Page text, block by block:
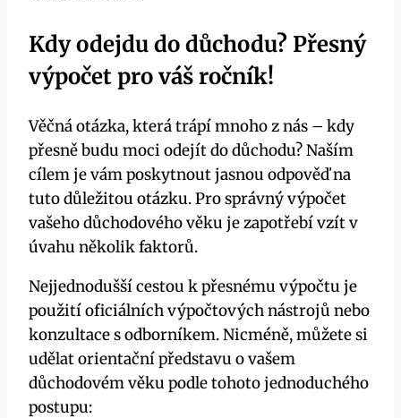
Kdy odejdu do důchodu? Přesný
výpočet pro váš ročník!
Věčná otázka, která trápí mnoho z nás – kdy
přesně budu moci odejít do důchodu? Naším
cílem je vám poskytnout jasnou odpověď na
tuto důležitou otázku. Pro správný výpočet
vašeho důchodového věku je zapotřebí vzít v
úvahu několik faktorů.
Nejjednodušší cestou k přesnému výpočtu je
použití oficiálních výpočtových nástrojů nebo
konzultace s odborníkem. Nicméně, můžete si
udělat orientační představu o vašem
důchodovém věku podle tohoto jednoduchého
postupu: